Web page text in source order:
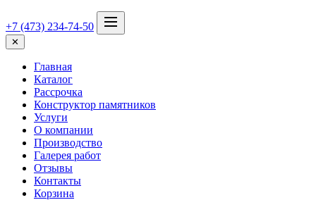
+7 (473) 234-74-50
✕
Главная
Каталог
Рассрочка
Конструктор памятников
Услуги
О компании
Производство
Галерея работ
Отзывы
Контакты
Корзина